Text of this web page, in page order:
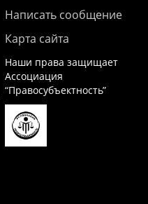
Написать сообщение
Карта сайта
Наши права защищает
Ассоциация
“Правосубъектность”